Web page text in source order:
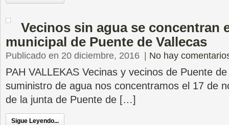
Vecinos sin agua se concentran
municipal de Puente de Vallecas
Publicado en 20 diciembre, 2016 No hay
PAH VALLEKAS Vecinas y vecinos de Puente
suministro de agua nos concentramos el 17 de
de la junta de Puente de […]
Sigue Leyendo...